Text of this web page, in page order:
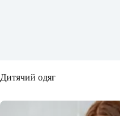
Дитячий одяг